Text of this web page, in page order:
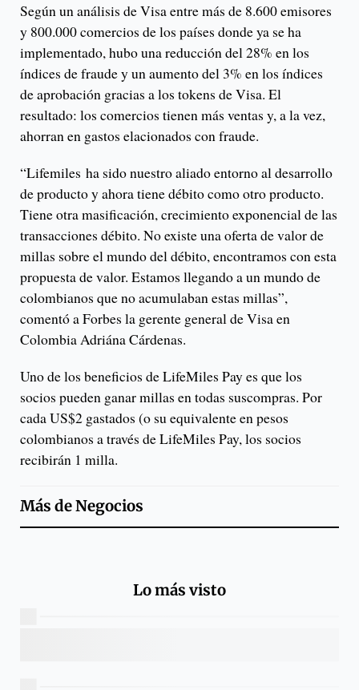
Según un análisis de Visa entre más de 8.600 emisores
y 800.000 comercios de los países donde ya se ha
implementado, hubo una reducción del 28% en los
índices de fraude y un aumento del 3% en los índices
de aprobación gracias a los tokens de Visa. El
resultado: los comercios tienen más ventas y, a la vez,
ahorran en gastos elacionados con fraude.
“Lifemiles ha sido nuestro aliado entorno al desarrollo
de producto y ahora tiene débito como otro producto.
Tiene otra masificación, crecimiento exponencial de las
transacciones débito. No existe una oferta de valor de
millas sobre el mundo del débito, encontramos con esta
propuesta de valor. Estamos llegando a un mundo de
colombianos que no acumulaban estas millas”,
comentó a Forbes la gerente general de Visa en
Colombia Adriána Cárdenas.
Uno de los beneficios de LifeMiles Pay es que los
socios pueden ganar millas en todas suscompras. Por
cada US$2 gastados (o su equivalente en pesos
colombianos a través de LifeMiles Pay, los socios
recibirán 1 milla.
Más deNegocios
Lo más visto